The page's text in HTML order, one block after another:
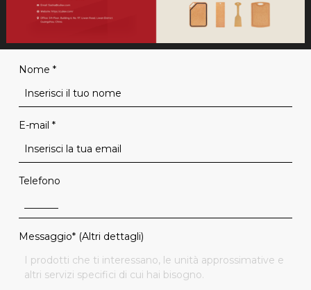
Nome *
E-mail *
Telefono
Messaggio* (Altri dettagli)